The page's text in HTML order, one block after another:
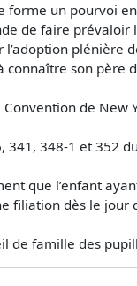
forme un pourvoi
de faire prévaloir
l’adoption plénière
connaître son père
Convention de New
341, 348-1 et 352
que l’enfant
filiation dès le jour
de famille des